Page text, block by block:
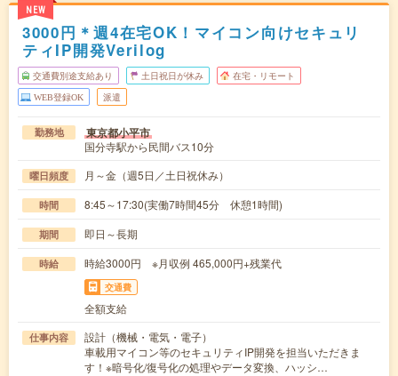
NEW
3000円＊週4在宅OK！マイコン向けセキュリ
ティIP開発Verilog
交通費別途支給あり 土日祝日が休み 在宅・リモート
WEB登録OK 派遣
勤務地 東京都小平市
国分寺駅から民間バス10分
曜日頻度 月～金（週5日／土日祝休み）
時間 8:45～17:30(実働7時間45分 休憩1時間)
期間 即日～長期
時給 時給3000円 ※月収例 465,000円+残業代
交通費
全額支給
仕事内容
設計（機械・電気・電子）
車載用マイコン等のセキュリティIP開発を担当いただきま
す！※暗号化/復号化の処理やデータ変換、ハッシ…